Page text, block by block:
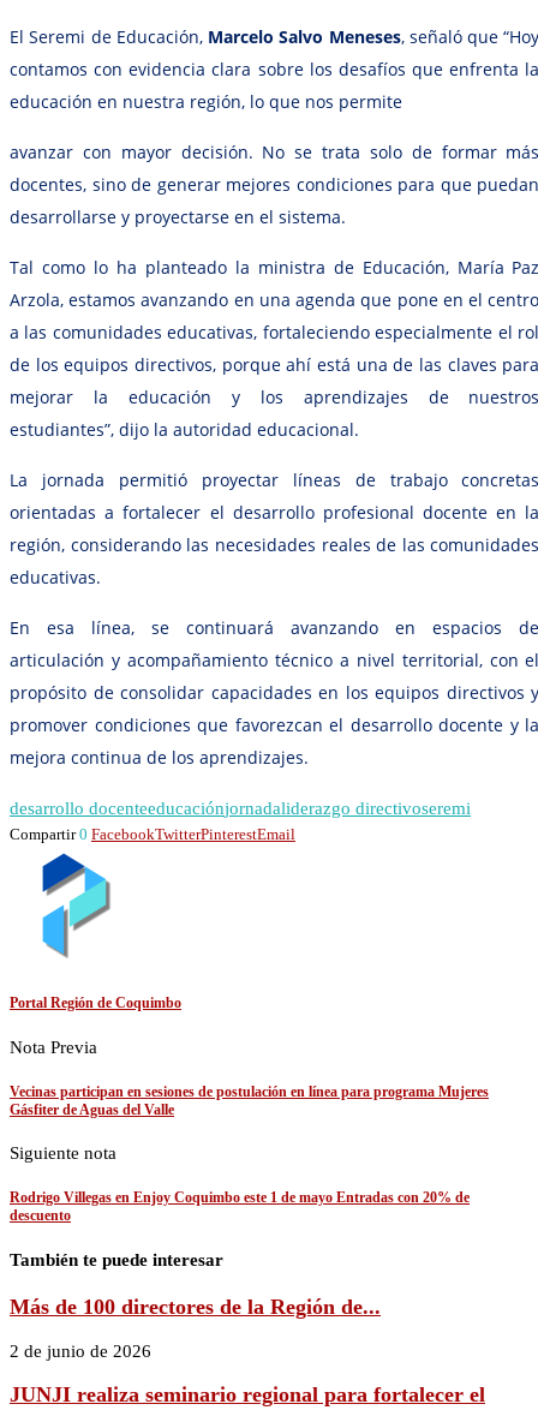
El Seremi de Educación, Marcelo Salvo Meneses, señaló que
contamos con evidencia clara sobre los desafíos que enfrenta
educación en nuestra región, lo que nos permite
avanzar con mayor decisión. No se trata solo de formar
docentes, sino de generar mejores condiciones para que
desarrollarse y proyectarse en el sistema.
Tal como lo ha planteado la ministra de Educación, María
Arzola, estamos avanzando en una agenda que pone en el
a las comunidades educativas, fortaleciendo especialmente el
de los equipos directivos, porque ahí está una de las claves
mejorar la educación y los aprendizajes de
estudiantes”, dijo la autoridad educacional.
La jornada permitió proyectar líneas de trabajo
orientadas a fortalecer el desarrollo profesional docente en
región, considerando las necesidades reales de las
educativas.
En esa línea, se continuará avanzando en espacios
articulación y acompañamiento técnico a nivel territorial, con
propósito de consolidar capacidades en los equipos directivos
promover condiciones que favorezcan el desarrollo docente y
mejora continua de los aprendizajes.
desarrollo docenteeducaciónjornadaliderazgo directivoseremi
Compartir 0 FacebookTwitterPinterestEmail
Portal Región de Coquimbo
Nota Previa
Vecinas participan en sesiones de postulación en línea para programa Mujeres
Gásfiter de Aguas del Valle
Siguiente nota
Rodrigo Villegas en Enjoy Coquimbo este 1 de mayo Entradas con 20% de
descuento
También te puede interesar
Más de 100 directores de la Región de...
2 de junio de 2026
JUNJI realiza seminario regional para fortalecer el